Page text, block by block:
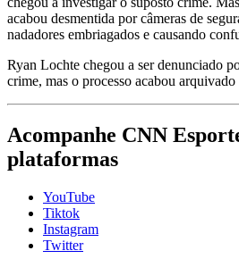
acabou desmentida por câmeras de
nadadores embriagados e causando
Ryan Lochte chegou a ser denunciado
crime, mas o processo acabou
Acompanhe CNN
plataformas
YouTube
Tiktok
Instagram
Twitter